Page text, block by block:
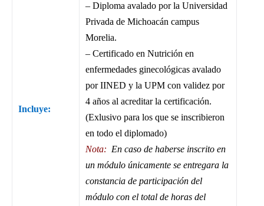
Incluye:
– Diploma avalado por la Universidad
Privada de Michoacán campus
Morelia.
– Certificado en Nutrición en
enfermedades ginecológicas avalado
por IINED y la UPM con validez por
4 años al acreditar la certificación.
(Exlusivo para los que se inscribieron
en todo el diplomado)
Nota: En caso de haberse inscrito en
un módulo únicamente se entregara la
constancia de participación del
módulo con el total de horas del